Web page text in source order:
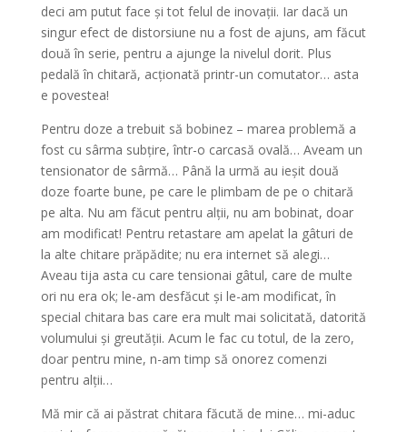
deci am putut face și tot felul de inovații. Iar dacă un
singur efect de distorsiune nu a fost de ajuns, am făcut
două în serie, pentru a ajunge la nivelul dorit. Plus
pedală în chitară, acționată printr-un comutator… asta
e povestea!
Pentru doze a trebuit să bobinez – marea problemă a
fost cu sârma subțire, într-o carcasă ovală… Aveam un
tensionator de sârmă… Până la urmă au ieșit două
doze foarte bune, pe care le plimbam de pe o chitară
pe alta. Nu am făcut pentru alții, nu am bobinat, doar
am modificat! Pentru retastare am apelat la gâturi de
la alte chitare prăpădite; nu era internet să alegi…
Aveau tija asta cu care tensionai gâtul, care de multe
ori nu era ok; le-am desfăcut și le-am modificat, în
special chitara bas care era mult mai solicitată, datorită
volumului și greutății. Acum le fac cu totul, de la zero,
doar pentru mine, n-am timp să onorez comenzi
pentru alții…
Mă mir că ai păstrat chitara făcută de mine… mi-aduc